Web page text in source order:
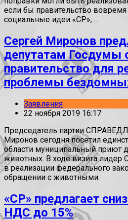
если бы правительство
социальные идеи «СР», …
Сергей Миронов
депутатам Госдумы
правительство для
проблемы
Заявления
22 ноября 2019 16:17
Председатель партии
Миронов сегодня посетил
области муниципальный приют
животных. В ходе визита лидер
в реализации федерального
обращении с животными.
«СР» предлагает
НДС до 15%